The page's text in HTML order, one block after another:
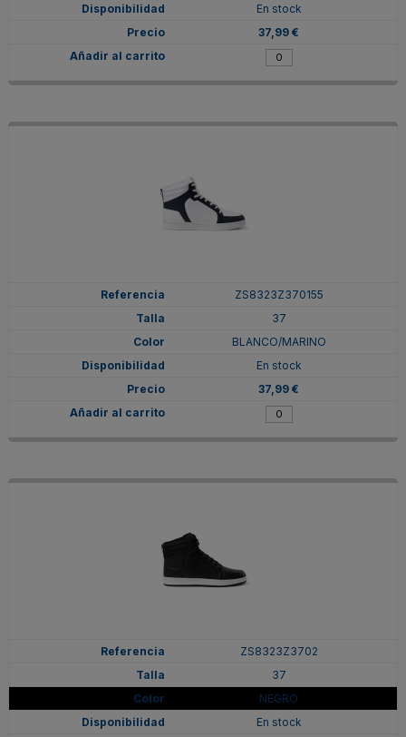
En stock
37,99 €
ZS8323Z370155
37
BLANCO/MARINO
En stock
37,99 €
ZS8323Z3702
37
NEGRO
En stock